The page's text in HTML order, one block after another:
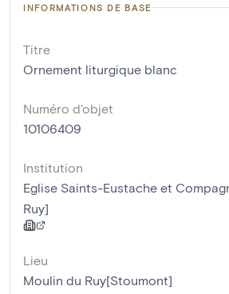
INFORMATIONS DE BASE
Titre
Ornement liturgique blanc
Numéro d'objet
10106409
Institution
Eglise Saints-Eustache et
Ruy]
Lieu
Moulin du Ruy[Stoumont]